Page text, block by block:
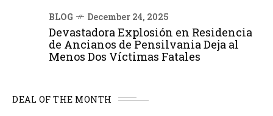
BLOG December 24, 2025
Devastadora Explosión en Residencia
de Ancianos de Pensilvania Deja al
Menos Dos Víctimas Fatales
DEAL OF THE MONTH